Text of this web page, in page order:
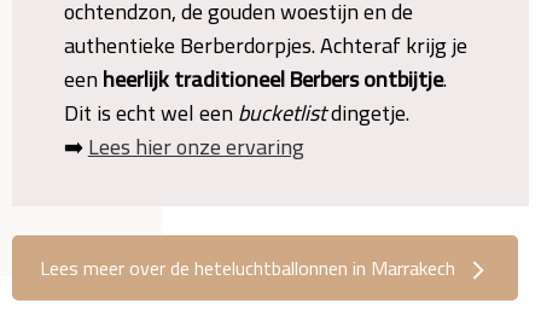
ochtendzon, de gouden woestijn en de
authentieke Berberdorpjes. Achteraf krijg je
eenheerlijk traditioneel Berbers ontbijtje.
Dit is echt wel eenbucketlistdingetje.
➡️Lees hier onze ervaring
Lees meer over de heteluchtballonnen in Marrakech